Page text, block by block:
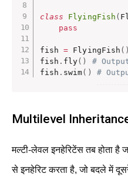
class FlyingFish (
pass
fish = FlyingFish ( )
fish . fly( )
#
fish . swim( ) #
Multilevel
मल्टी-लेवल इनहेरिटेंस तब होता
से इनहेरिट करता है, जो बदले में